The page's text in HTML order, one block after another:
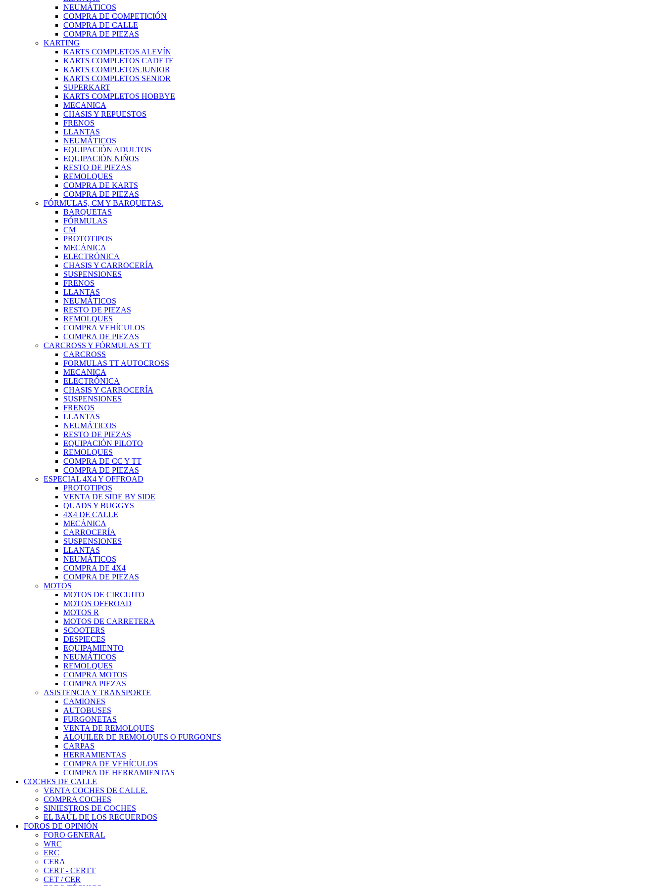
NEUMÁTICOS
COMPRA DE COMPETICIÓN
COMPRA DE CALLE
COMPRA DE PIEZAS
KARTING
KARTS COMPLETOS ALEVÍN
KARTS COMPLETOS CADETE
KARTS COMPLETOS JUNIOR
KARTS COMPLETOS SENIOR
SUPERKART
KARTS COMPLETOS HOBBYE
MECANICA
CHASIS Y REPUESTOS
FRENOS
LLANTAS
NEUMÁTICOS
EQUIPACIÓN ADULTOS
EQUIPACIÓN NIÑOS
RESTO DE PIEZAS
REMOLQUES
COMPRA DE KARTS
COMPRA DE PIEZAS
FÓRMULAS, CM Y BARQUETAS.
BARQUETAS
FÓRMULAS
CM
PROTOTIPOS
MECÁNICA
ELECTRÓNICA
CHASIS Y CARROCERÍA
SUSPENSIONES
FRENOS
LLANTAS
NEUMÁTICOS
RESTO DE PIEZAS
REMOLQUES
COMPRA VEHÍCULOS
COMPRA DE PIEZAS
CARCROSS Y FÓRMULAS TT
CARCROSS
FORMULAS TT AUTOCROSS
MECANICA
ELECTRÓNICA
CHASIS Y CARROCERÍA
SUSPENSIONES
FRENOS
LLANTAS
NEUMÁTICOS
RESTO DE PIEZAS
EQUIPACIÓN PILOTO
REMOLQUES
COMPRA DE CC Y TT
COMPRA DE PIEZAS
ESPECIAL 4X4 Y OFFROAD
PROTOTIPOS
VENTA DE SIDE BY SIDE
QUADS Y BUGGYS
4X4 DE CALLE
MECÁNICA
CARROCERÍA
SUSPENSIONES
LLANTAS
NEUMÁTICOS
COMPRA DE 4X4
COMPRA DE PIEZAS
MOTOS
MOTOS DE CIRCUITO
MOTOS OFFROAD
MOTOS R
MOTOS DE CARRETERA
SCOOTERS
DESPIECES
EQUIPAMIENTO
NEUMÁTICOS
REMOLQUES
COMPRA MOTOS
COMPRA PIEZAS
ASISTENCIA Y TRANSPORTE
CAMIONES
AUTOBUSES
FURGONETAS
VENTA DE REMOLQUES
ALQUILER DE REMOLQUES O FURGONES
CARPAS
HERRAMIENTAS
COMPRA DE VEHÍCULOS
COMPRA DE HERRAMIENTAS
COCHES DE CALLE
VENTA COCHES DE CALLE.
COMPRA COCHES
SINIESTROS DE COCHES
EL BAÚL DE LOS RECUERDOS
FOROS DE OPINIÓN
FORO GENERAL
WRC
ERC
CERA
CERT - CERTT
CET / CER